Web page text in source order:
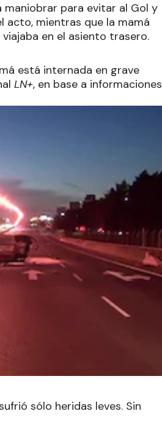
maniobrar para evitar al Gol y
acto, mientras que la mamá
en el asiento trasero.
está internada en grave
LN+, en base a informaciones
sólo heridas leves. Sin